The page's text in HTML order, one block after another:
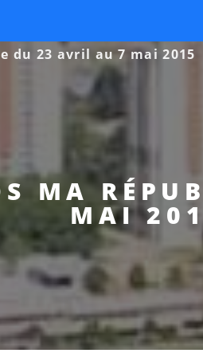
MA
MAI
du 23 avril au 7 mai 2015